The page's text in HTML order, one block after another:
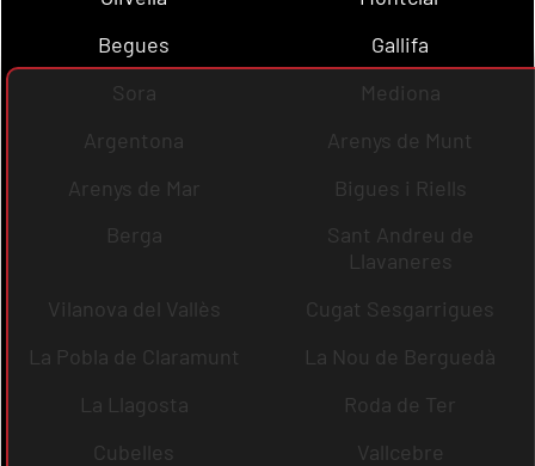
Begues
Gallifa
Sora
Mediona
Argentona
Arenys de Munt
Arenys de Mar
Bigues i Riells
Berga
Sant Andreu de
Llavaneres
Vilanova del Vallès
Cugat Sesgarrigues
La Pobla de Claramunt
La Nou de Berguedà
La Llagosta
Roda de Ter
Cubelles
Vallcebre